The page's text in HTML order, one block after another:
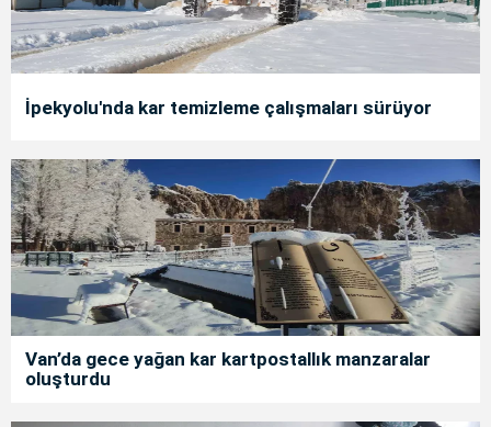
İpekyolu'nda kar temizleme çalışmaları sürüyor
Van’da gece yağan kar kartpostallık manzaralar
oluşturdu